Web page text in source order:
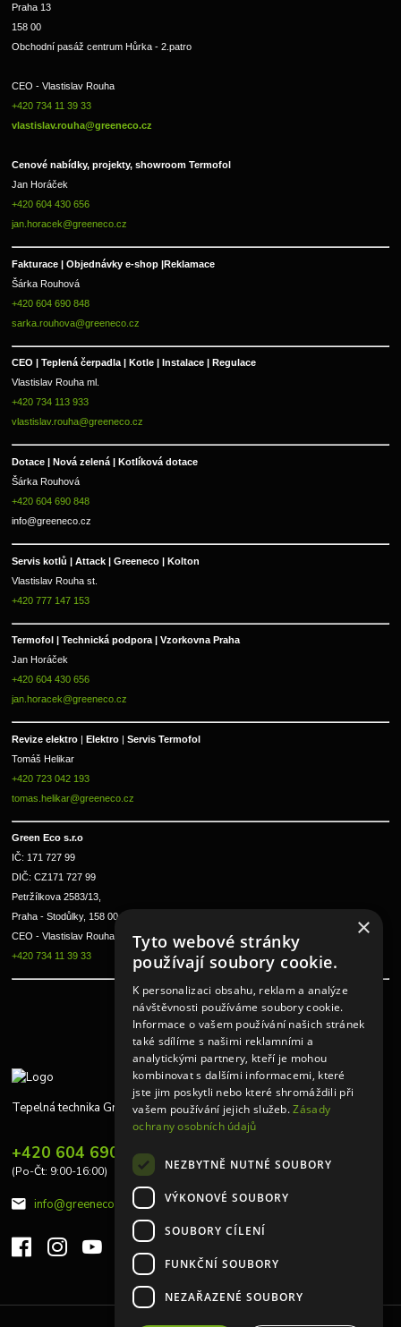
Praha 13
158 00
Obchodní pasáž centrum Hůrka - 2.patro
CEO - Vlastislav Rouha
+420 734 11 39 33
vlastislav.rouha@greeneco.cz
Cenové nabídky, projekty, showroom Termofol
Jan Horáček
+420 604 430 656
jan.horacek@greeneco.cz
Fakturace | Objednávky e-shop |Reklamace
Šárka Rouhová
+420 604 690 848
sarka.rouhova@greeneco.cz
CEO | Teplená čerpadla | Kotle | Instalace | Regulace
Vlastislav Rouha ml.
+420 734 113 933
vlastislav.rouha@greeneco.cz
Dotace | Nová zelená | Kotlíková dotace
Šárka Rouhová
+420 604 690 848
info@greeneco.cz
Servis kotlů | Attack | Greeneco | Kolton
Vlastislav Rouha st.
+420 777 147 153
Termofol | Technická podpora | Vzorkovna Praha
Jan Horáček
+420 604 430 656
jan.horacek@greeneco.cz
Revize elektro | Elektro | Servis Termofol
Tomáš Helikar
+420 723 042 193
tomas.helikar@greeneco.cz
Green Eco s.r.o
IČ: 171 727 99
DIČ: CZ171 727 99
Petržílkova 2583/13,
Praha - Stodůlky, 158 00
CEO - Vlastislav Rouha ml.
+420 734 11 39 33
Tepelná technika Greeneco
+420 604 690 848
(Po-Čt: 9:00-16:00)
info@greeneco.cz
×
Tyto webové stránky
používají soubory cookie.
K personalizaci obsahu, reklam a analýze
návštěvnosti používáme soubory cookie.
Informace o vašem používání našich stránek
také sdílíme s našimi reklamními a
analytickými partnery, kteří je mohou
kombinovat s dalšími informacemi, které
jste jim poskytli nebo které shromáždili při
vašem používání jejich služeb.Zásady
ochrany osobních údajů
NEZBYTNĚ NUTNÉ SOUBORY
VÝKONOVÉ SOUBORY
SOUBORY CÍLENÍ
FUNKČNÍ SOUBORY
NEZAŘAZENÉ SOUBORY